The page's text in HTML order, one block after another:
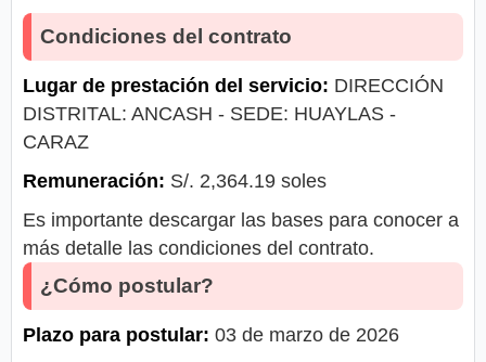
Condiciones del contrato
Lugar de prestación del servicio: DIRECCIÓN
DISTRITAL: ANCASH - SEDE: HUAYLAS -
CARAZ
Remuneración: S/. 2,364.19 soles
Es importante descargar las bases para conocer a
más detalle las condiciones del contrato.
¿Cómo postular?
Plazo para postular: 03 de marzo de 2026